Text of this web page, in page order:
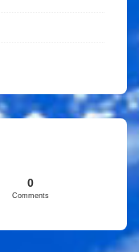
0
Comments